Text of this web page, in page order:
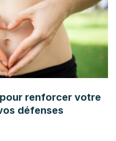
and risk of endometrial
study (2011). Friberg E,
pubmed/21765006
on Sleep Medicine
BM, editors. Sleep
An Unmet Public Health
Academies Press (US);
of Chronic
renforcer votre
défenses